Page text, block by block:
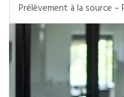
Prélèvement à la source –